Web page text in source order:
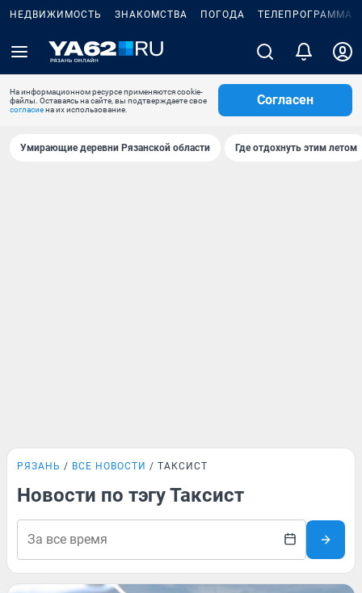
НЕДВИЖИМОСТЬ ЗНАКОМСТВА ПОГОДА ТЕЛЕПРОГРАММА
На информационном ресурсе применяются cookie-
файлы. Оставаясь на сайте, вы подтверждаете свое
согласиена их использование.
Согласен
Умирающие деревни Рязанской области Где отдохнуть этим летом
РЯЗАНЬ ВСЕ НОВОСТИ ТАКСИСТ
Новости по тэгу Таксист